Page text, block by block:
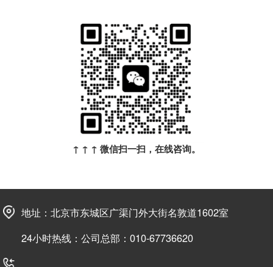
↑ ↑ ↑ 微信扫一扫，在线咨询。
地址：北京市东城区广渠门外大街名敦道1602室
24小时热线：公司总部：010-67736620